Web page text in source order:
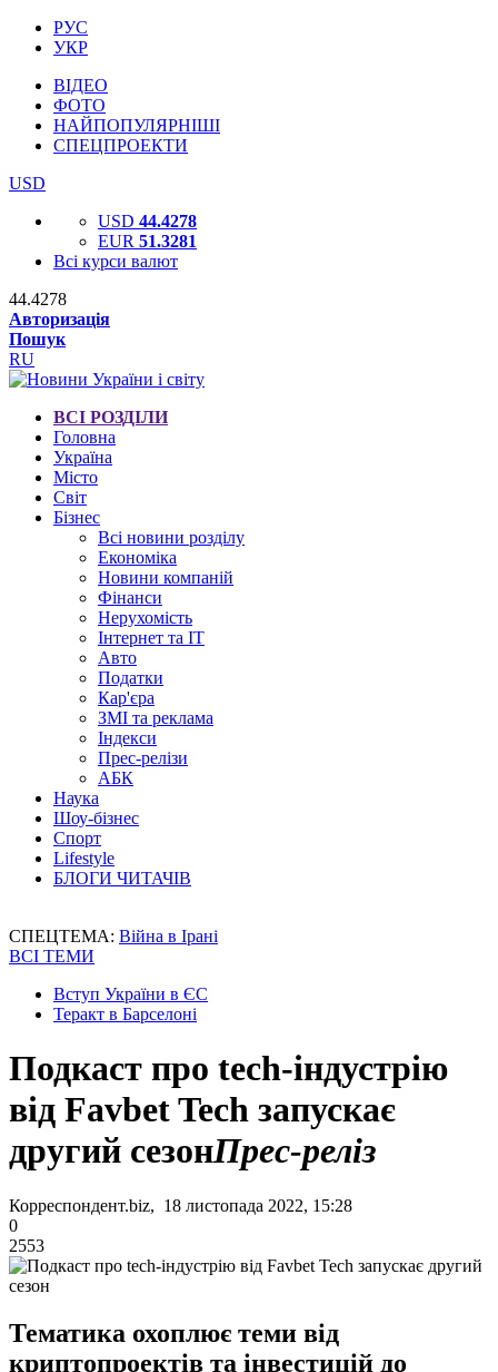
РУС
УКР
ВІДЕО
ФОТО
НАЙПОПУЛЯРНІШІ
СПЕЦПРОЕКТИ
USD
USD 44.4278
EUR 51.3281
Всі курси валют
44.4278
Авторизація
Пошук
RU
ВСІ РОЗДІЛИ
Головна
Україна
Місто
Світ
Бізнес
Всі новини розділу
Економіка
Новини компаній
Фінанси
Нерухомість
Інтернет та IT
Авто
Податки
Кар'єра
ЗМІ та реклама
Індекси
Прес-релізи
АБК
Наука
Шоу-бізнес
Спорт
Lifestyle
БЛОГИ ЧИТАЧІВ
СПЕЦТЕМА: Війна в Ірані
ВСІ ТЕМИ
Вступ України в ЄС
Теракт в Барселоні
Подкаст про tech-індустрію
від Favbet Tech запускає
другий сезонПрес-реліз
Корреспондент.biz, 18 листопада 2022, 15:28
0
2553
Тематика охоплює теми від
криптопроектів та інвестицій до